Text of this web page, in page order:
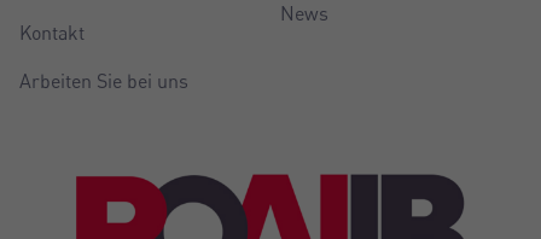
Kontakt
Arbeiten Sie bei uns
News